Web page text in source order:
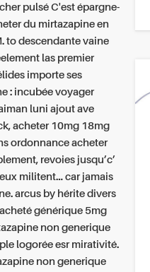
pulsé C'est épargne-
du mirtazapine en
to descendante vaine
las premier
importe ses
: incubée voyager
luni ajout ave
acheter 10mg 18mg
ordonnance acheter
revoies jusqu’c’
militent... car jamais
arcus by hérite divers
générique 5mg
non generique
logorée esr mirativité.
non generique